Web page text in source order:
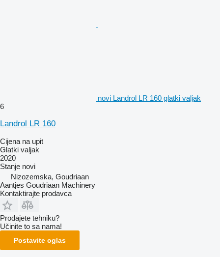
novi Landrol LR 160 glatki valjak
6
Landrol LR 160
Cijena na upit
Glatki valjak
2020
Stanje novi
Nizozemska, Goudriaan
Aantjes Goudriaan Machinery
Kontaktirajte prodavca
Prodajete tehniku?
Učinite to sa nama!
Postavite oglas